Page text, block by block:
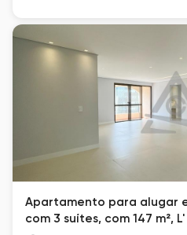
Apartamento para alugar
com 3 suítes, com 147 m²,